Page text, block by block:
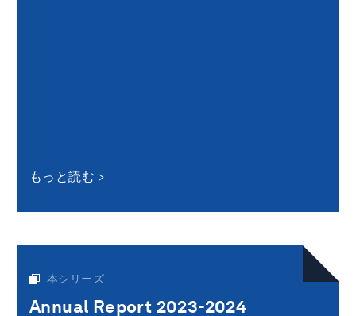
もっと読む
本シリーズ
Annual Report 2023-2024